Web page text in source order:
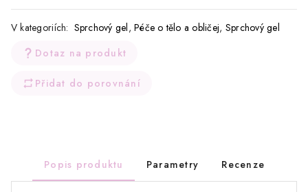
V kategoriích: Sprchový gel, Péče o tělo a obličej, Sprchový gel
Dotaz na produkt
Přidat do porovnání
Popis produktu Parametry Recenze